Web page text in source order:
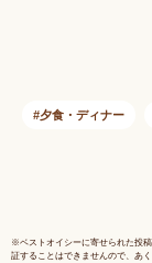
夕食・ディナー
※ベストオイシーに寄せられた投
証することはできませんので、あ